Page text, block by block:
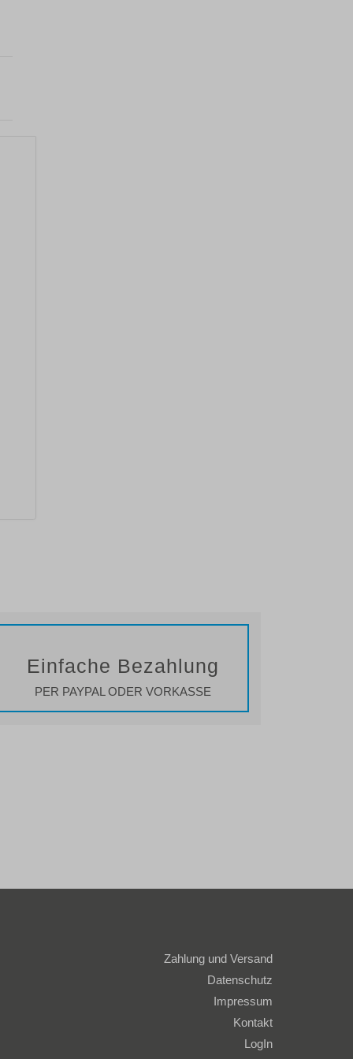
Einfache Bezahlung
PER PAYPAL ODER VORKASSE
Zahlung und Versand
Datenschutz
Impressum
Kontakt
LogIn